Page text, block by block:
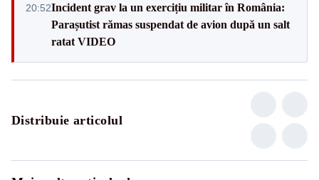
20:52Incident grav la un exercițiu militar în România:
Parașutist rămas suspendat de avion după un salt
ratat VIDEO
Distribuie articolul